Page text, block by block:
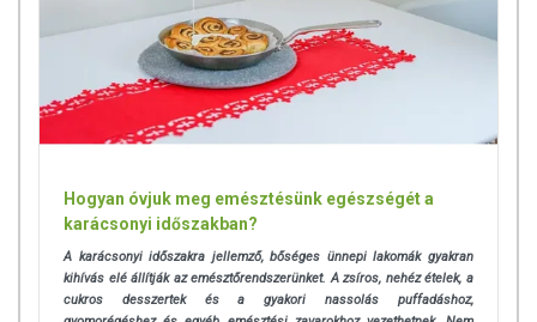
Hogyan óvjuk meg emésztésünk egészségét a
karácsonyi időszakban?
A karácsonyi időszakra jellemző, bőséges ünnepi lakomák gyakran
kihívás elé állítják az emésztőrendszerünket. A zsíros, nehéz ételek, a
cukros desszertek és a gyakori nassolás puffadáshoz,